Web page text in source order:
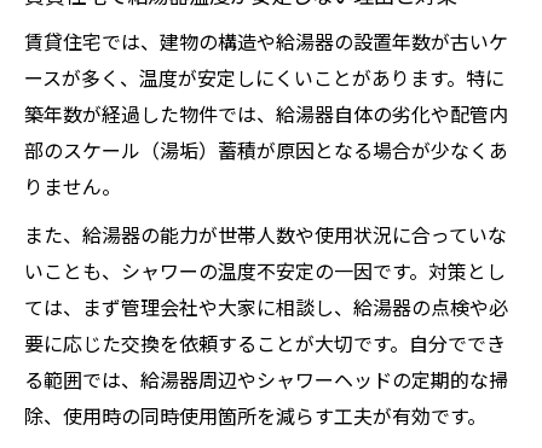
賃貸住宅では、建物の構造や給湯器の設置年数が古いケ
ースが多く、温度が安定しにくいことがあります。特に
築年数が経過した物件では、給湯器自体の劣化や配管内
部のスケール（湯垢）蓄積が原因となる場合が少なくあ
りません。
また、給湯器の能力が世帯人数や使用状況に合っていな
いことも、シャワーの温度不安定の一因です。対策とし
ては、まず管理会社や大家に相談し、給湯器の点検や必
要に応じた交換を依頼することが大切です。自分ででき
る範囲では、給湯器周辺やシャワーヘッドの定期的な掃
除、使用時の同時使用箇所を減らす工夫が有効です。